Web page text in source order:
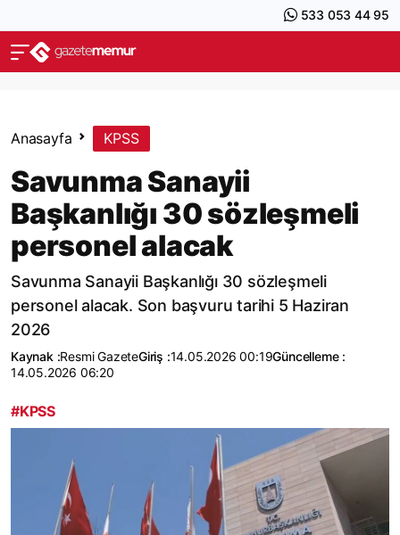
533 053 44 95
Anasayfa KPSS
Savunma Sanayii
Başkanlığı 30 sözleşmeli
personel alacak
Savunma Sanayii Başkanlığı 30 sözleşmeli
personel alacak. Son başvuru tarihi 5 Haziran
2026
Kaynak :Resmi GazeteGiriş :14.05.2026 00:19Güncelleme :
14.05.2026 06:20
#KPSS